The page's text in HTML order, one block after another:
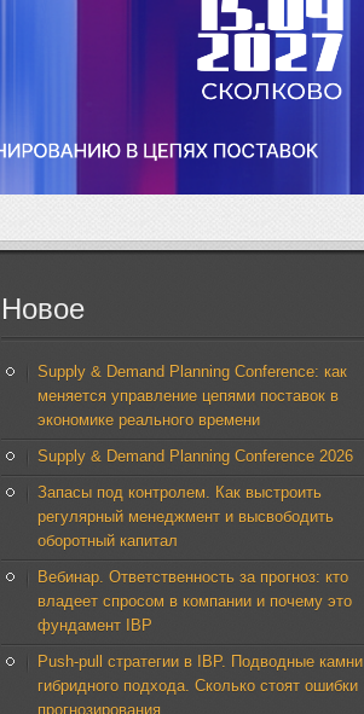
Новое
Supply & Demand Planning Conference: как
меняется управление цепями поставок в
экономике реального времени
Supply & Demand Planning Conference 2026
Запасы под контролем. Как выстроить
регулярный менеджмент и высвободить
оборотный капитал
Вебинар. Ответственность за прогноз: кто
владеет спросом в компании и почему это
фундамент IBP
Push-pull стратегии в IBP. Подводные камни
гибридного подхода. Сколько стоят ошибки
прогнозирования